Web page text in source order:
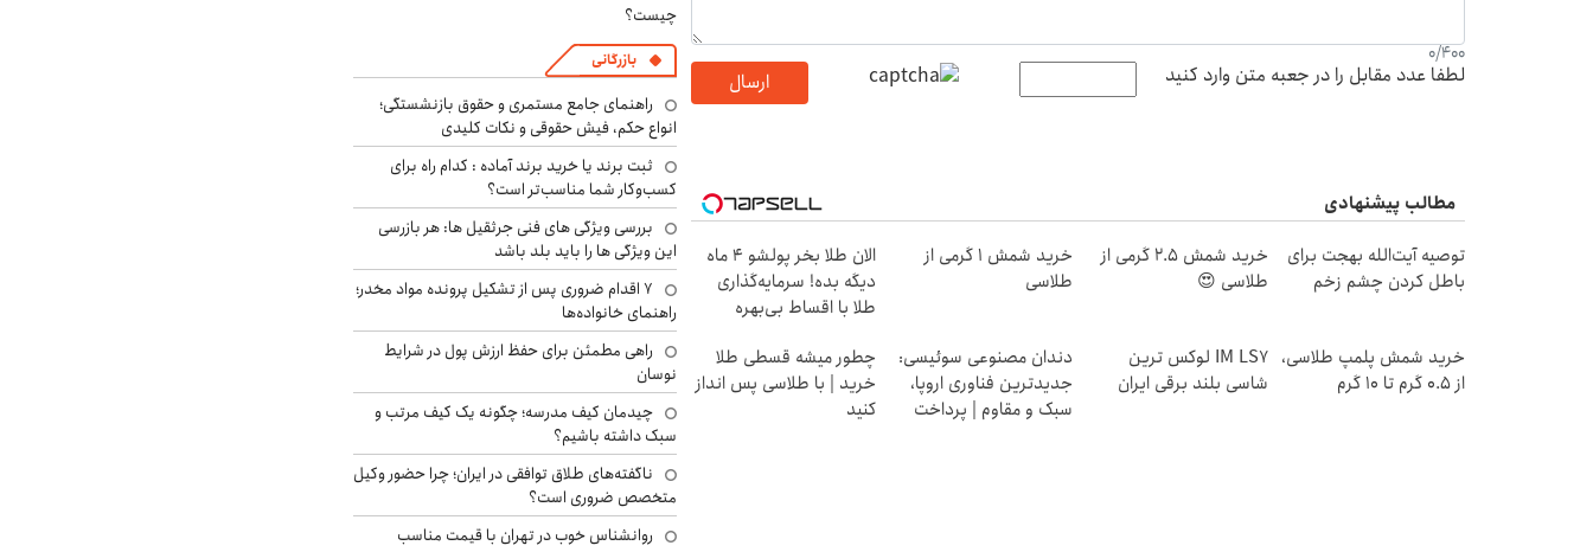
0/400
لطفا عدد مقابل را در جعبه متن وارد کنید ارسال
مطالب پیشنهادی
توصیه آیت‌الله بهجت برای
باطل کردن چشم زخم
خرید شمش 2.5 گرمی از
طلاسی 😍
خرید شمش 1 گرمی از
طلاسی
الان طلا بخر پولشو 4 ماه
دیگه بده! سرمایه‌گذاری
طلا با اقساط بی‌بهره
خرید شمش پلمپ طلاسی،
از ۰.۵ گرم تا ۱۰ گرم
IM LS7 لوکس ترین
شاسی بلند برقی ایران
دندان مصنوعی سوئیسی:
جدیدترین فناوری اروپا،
سبک و مقاوم | پرداخت
چطور میشه قسطی طلا
خرید | با طلاسی پس انداز
کنید
چیست؟
بازرگانی
راهنمای جامع مستمری و حقوق بازنشستگی؛
انواع حکم، فیش حقوقی و نکات کلیدی
ثبت برند یا خرید برند آماده : کدام راه برای
کسب‌وکار شما مناسب‌تر است؟
بررسی ویژگی های فنی جرثقیل ها: هر بازرسی
این ویژگی ها را باید بلد باشد
۷ اقدام ضروری پس از تشکیل پرونده مواد مخدر؛
راهنمای خانواده‌ها
راهی مطمئن برای حفظ ارزش پول در شرایط
نوسان
چیدمان کیف مدرسه؛ چگونه یک کیف مرتب و
سبک داشته باشیم؟
ناگفته‌های طلاق توافقی در ایران؛ چرا حضور وکیل
متخصص ضروری است؟
روانشناس خوب در تهران با قیمت مناسب